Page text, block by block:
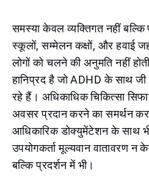
समस्या केवल व्यक्तिगत नहीं बल्कि
स्कूलों, सम्मेलन कक्षों, और हवाई
लोगों को चलने की अनुमति नहीं
हानिप्रद है जो ADHD के साथ
रहे हैं। अधिकाधिक चिकित्सा
अवसर प्रदान करने का समर्थन
आधिकारिक डोक्युमेंटेशन के साथ
उपयोगकर्ता मूल्यवान वातावरण
बल्कि प्रदर्शन में भी।